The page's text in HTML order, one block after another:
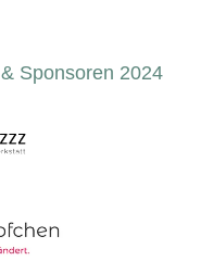
& Sponsoren 2024